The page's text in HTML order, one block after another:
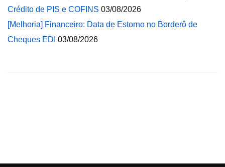
Crédito de PIS e COFINS 03/08/2026
[Melhoria] Financeiro: Data de Estorno no Borderô de
Cheques EDI 03/08/2026